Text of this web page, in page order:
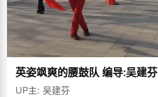
英姿飒爽的腰鼓队 编导:吴建芬
UP主: 吴建芬